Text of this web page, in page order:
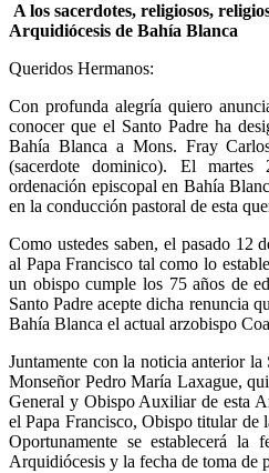
A los sacerdotes, religiosos,
Arquidiócesis de Bahía Blanca
Queridos Hermanos:
Con profunda alegría quiero
conocer que el Santo Padre ha
Bahía Blanca a Mons. Fray
(sacerdote dominico). El
ordenación episcopal en Bahía
en la conducción pastoral de esta
Como ustedes saben, el pasado 12
al Papa Francisco tal como lo
un obispo cumple los 75 años de
Santo Padre acepte dicha renuncia
Bahía Blanca el actual arzobispo
Juntamente con la noticia anterior la
Monseñor Pedro María Laxague,
General y Obispo Auxiliar de esta
el Papa Francisco, Obispo titular de
Oportunamente se establecerá la
Arquidiócesis y la fecha de toma de